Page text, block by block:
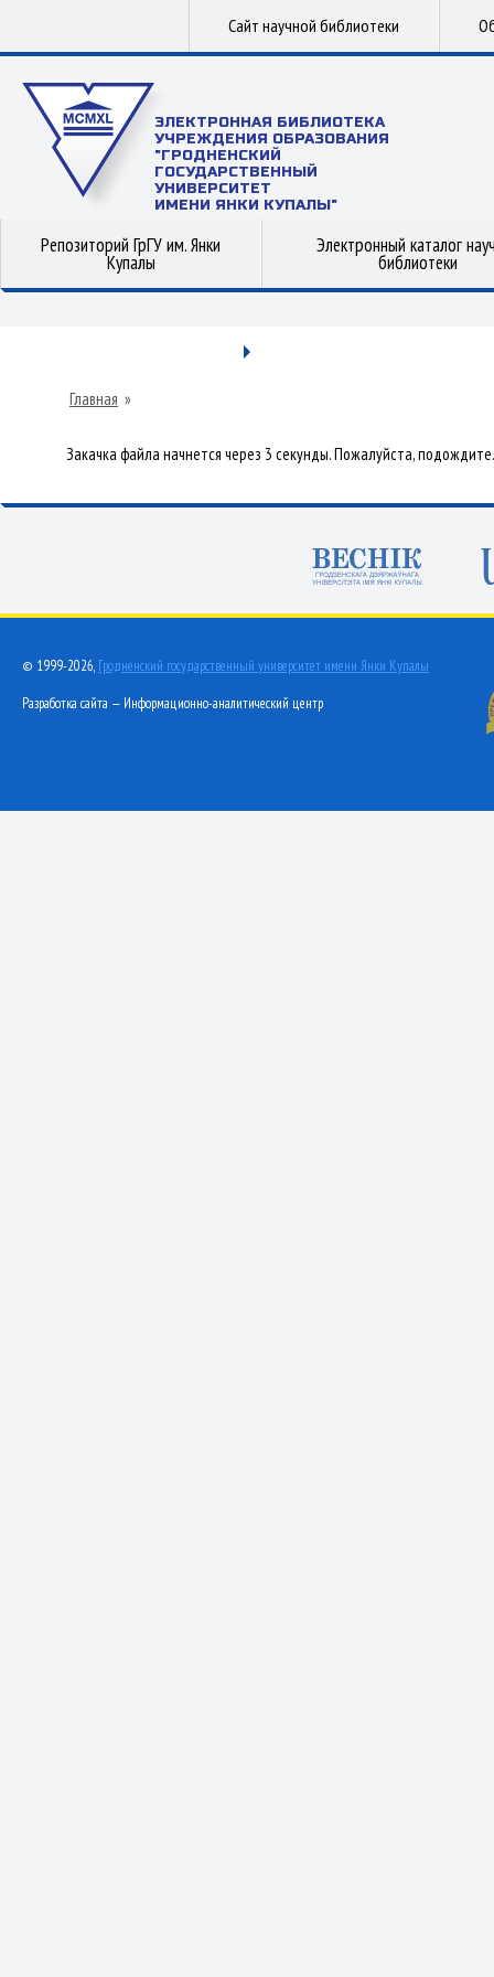
Сайт научной библиотеки
ЭЛЕКТРОННАЯ БИБЛИОТЕКА
УЧРЕЖДЕНИЯ ОБРАЗОВАНИЯ
"ГРОДНЕНСКИЙ
ГОСУДАРСТВЕННЫЙ
УНИВЕРСИТЕТ
ИМЕНИ ЯНКИ КУПАЛЫ"
Репозиторий ГрГУ им. Янки
Купалы
Электронный каталог
библиотеки
Главная »
Закачка файла начнется через 3 секунды. Пожалуйста, подождите.
© 1999-2026, Гродненский государственный университет имени Янки Купалы
Разработка сайта — Информационно-аналитический центр